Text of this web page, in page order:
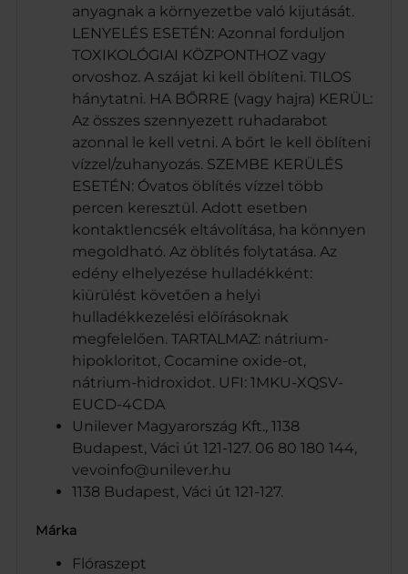
anyagnak a környezetbe való kijutását.
LENYELÉS ESETÉN: Azonnal forduljon
TOXIKOLÓGIAI KÖZPONTHOZ vagy
orvoshoz. A szájat ki kell öblíteni. TILOS
hánytatni. HA BŐRRE (vagy hajra) KERÜL:
Az összes szennyezett ruhadarabot
azonnal le kell vetni. A bőrt le kell öblíteni
vízzel/zuhanyozás. SZEMBE KERÜLÉS
ESETÉN: Óvatos öblítés vízzel több
percen keresztül. Adott esetben
kontaktlencsék eltávolítása, ha könnyen
megoldható. Az öblítés folytatása. Az
edény elhelyezése hulladékként:
kiürülést követően a helyi
hulladékkezelési előírásoknak
megfelelően. TARTALMAZ: nátrium-
hipokloritot, Cocamine oxide-ot,
nátrium-hidroxidot. UFI: 1MKU-XQSV-
EUCD-4CDA
Unilever Magyarország Kft., 1138
Budapest, Váci út 121-127. 06 80 180 144,
vevoinfo@unilever.hu
1138 Budapest, Váci út 121-127.
Márka
Flóraszept